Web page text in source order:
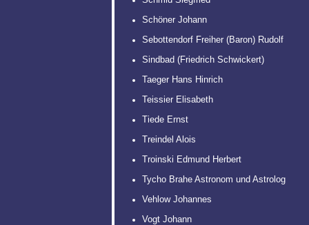
Schöner Johann
Sebottendorf Freiher (Baron) Rudolf
Sindbad (Friedrich Schwickert)
Taeger Hans Hinrich
Teissier Elisabeth
Tiede Ernst
Treindel Alois
Troinski Edmund Herbert
Tycho Brahe Astronom und Astrolog
Vehlow Johannes
Vogt Johann